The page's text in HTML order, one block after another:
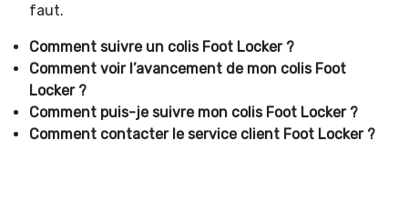
faut.
Comment suivre un colis Foot Locker ?
Comment voir l’avancement de mon colis Foot
Locker ?
Comment puis-je suivre mon colis Foot Locker ?
Comment contacter le service client Foot Locker ?